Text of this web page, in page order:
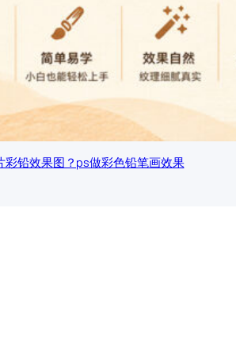
彩铅效果图？ps做彩色铅笔画效果